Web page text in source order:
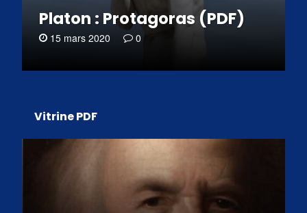
Platon : Protagoras (PDF)
15 mars 2020 0
Vitrine PDF